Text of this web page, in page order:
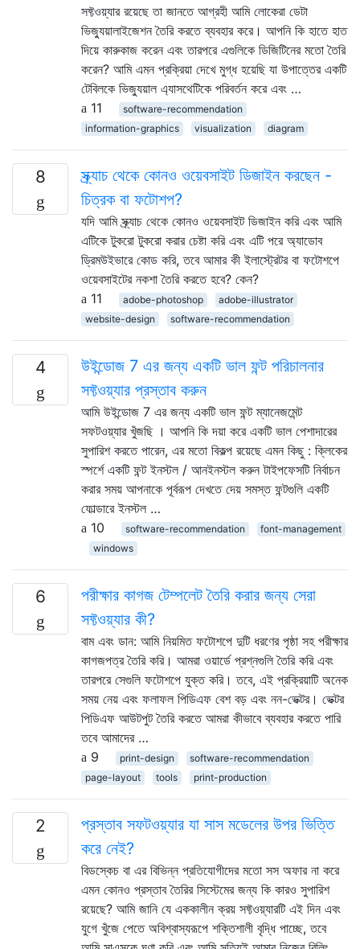
সফ্টওয়্যার রয়েছে তা জানতে আগ্রহী আমি লোকেরা ডেটা
ভিজ্যুয়ালাইজেশন তৈরি করতে ব্যবহার করে। আপনি কি হাতে হাত
দিয়ে কারুকাজ করেন এবং তারপরে এগুলিকে ডিজিটিনের মতো তৈরি
করেন? আমি এমন প্রক্রিয়া দেখে মুগ্ধ হয়েছি যা উপাত্তের একটি
টেবিলকে ভিজ্যুয়াল এ্যাসথেটিকে পরিবর্তন করে এবং …
11
software-recommendation
information-graphics
visualization diagram
8
স্ক্র্যাচ থেকে কোনও ওয়েবসাইট ডিজাইন করছেন -
চিত্রক বা ফটোশপ?
যদি আমি স্ক্র্যাচ থেকে কোনও ওয়েবসাইট ডিজাইন করি এবং আমি
এটিকে টুকরো টুকরো করার চেষ্টা করি এবং এটি পরে অ্যাডোব
ড্রিমউইভারে কোড করি, তবে আমার কী ইলাস্ট্রেটর বা ফটোশপে
ওয়েবসাইটের নকশা তৈরি করতে হবে? কেন?
11
adobe-photoshop
adobe-illustrator
website-design
software-recommendation
4
উইন্ডোজ 7 এর জন্য একটি ভাল ফন্ট পরিচালনার
সফ্টওয়্যার প্রস্তাব করুন
আমি উইন্ডোজ 7 এর জন্য একটি ভাল ফন্ট ম্যানেজমেন্ট
সফটওয়্যার খুঁজছি । আপনি কি দয়া করে একটি ভাল পেশাদারের
সুপারিশ করতে পারেন, এর মতো বিকল্প রয়েছে এমন কিছু : ক্লিকের
স্পর্শে একটি ফন্ট ইনস্টল / আনইনস্টল করুন টাইপফেসটি নির্বাচন
করার সময় আপনাকে পূর্বরূপ দেখতে দেয় সমস্ত ফন্টগুলি একটি
ফোল্ডারে ইনস্টল …
10
software-recommendation
font-management
windows
6
পরীক্ষার কাগজ টেম্পলেট তৈরি করার জন্য সেরা
সফ্টওয়্যার কী?
বাম এবং ডান: আমি নিয়মিত ফটোশপে দুটি ধরণের পৃষ্ঠা সহ পরীক্ষার
কাগজপত্র তৈরি করি। আমরা ওয়ার্ডে প্রশ্নগুলি তৈরি করি এবং
তারপরে সেগুলি ফটোশপে যুক্ত করি। তবে, এই প্রক্রিয়াটি অনেক
সময় নেয় এবং ফলাফল পিডিএফ বেশ বড় এবং নন-ভেক্টর। ভেক্টর
পিডিএফ আউটপুট তৈরি করতে আমরা কীভাবে ব্যবহার করতে পারি
তবে আমাদের …
9
print-design
software-recommendation
page-layout
tools print-production
2
প্রস্তাব সফটওয়্যার যা সাস মডেলের উপর ভিত্তি
করে নেই?
বিডস্কেচ বা এর বিভিন্ন প্রতিযোগীদের মতো সস অফার না করে
এমন কোনও প্রস্তাব তৈরির সিস্টেমের জন্য কি কারও সুপারিশ
রয়েছে? আমি জানি যে এককালীন ক্রয় সফ্টওয়্যারটি এই দিন এবং
যুগে খুঁজে পেতে অবিশ্বাস্যরূপে শক্তিশালী বৃদ্ধি পাচ্ছে, তবে